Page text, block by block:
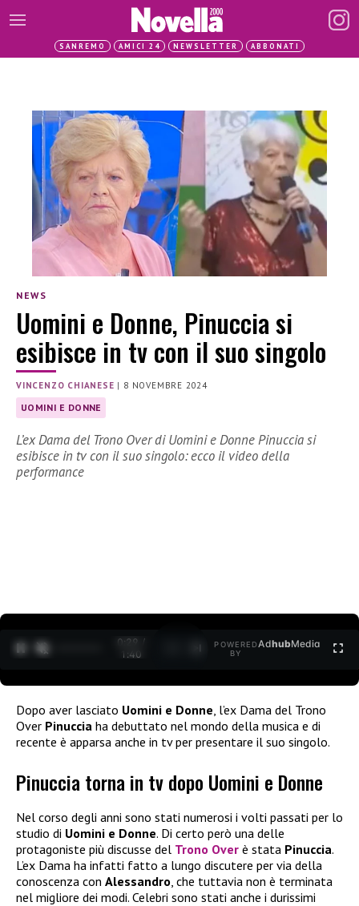
SANREMO AMICI 24 NEWSLETTER ABBONATI
NEWS
Uomini e Donne, Pinuccia si
esibisce in tv con il suo singolo
VINCENZO CHIANESE | 8 NOVEMBRE 2024
UOMINI E DONNE
L’ex Dama del Trono Over di Uomini e Donne Pinuccia si
esibisce in tv con il suo singolo: ecco il video della
performance
0:30 /
1:40
POWERED
BY
AdhubMedia
Dopo aver lasciato Uomini e Donne , l’ex Dama del Trono
Over Pinuccia ha debuttato nel mondo della musica e di
recente è apparsa anche in tv per presentare il suo singolo.
Pinuccia torna in tv dopo Uomini e Donne
Nel corso degli anni sono stati numerosi i volti passati per lo
studio di Uomini e Donne. Di certo però una delle
protagoniste più discusse del Trono Over è stata Pinuccia.
L’ex Dama ha infatti fatto a lungo discutere per via della
conoscenza con Alessandro, che tuttavia non è terminata
nel migliore dei modi. Celebri sono stati anche i durissimi